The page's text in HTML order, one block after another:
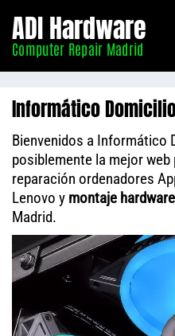
Madrid
ADI Hardware
Computer Repair Madrid
Informático
Bienvenidos a Informático
posiblemente la mejor
reparación ordenadores
Lenovo y montaje
Madrid.